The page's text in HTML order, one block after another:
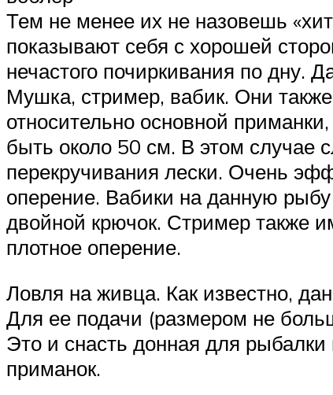
Тем не менее их не назовешь
показывают себя с хорошей
нечастого почиркивания по дну.
Мушка, стример, вабик. Они
относительно основной
быть около 50 см. В этом случае
перекручивания лески. Очень
оперение. Вабики на данную
двойной крючок. Стример также
плотное оперение.
Ловля на живца. Как известно,
Для ее подачи (размером не
Это и снасть донная для
приманок.